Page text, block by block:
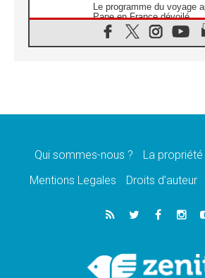
Le programme du voyage
Pape en France dévoilé
07.08.2026
1ère Conférence
07.08.2026
07.08.2026
lancement des «dix jours
paix»
06.08.2026
Préparatifs des JMJ 2027
Chrétiens et confucéens:
pour relever les «défis
Qui sommes-nous ? La propriété
Mentions Legales
Droits d’auteur